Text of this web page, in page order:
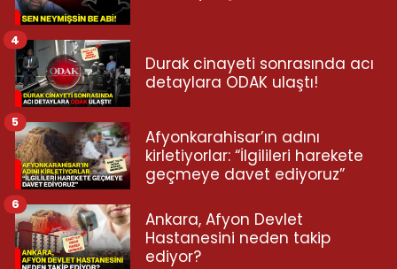
Durak cinayeti sonrasında acı
detaylara ODAK ulaştı!
4
Afyonkarahisar’ın adını
kirletiyorlar: “İlgilileri harekete
geçmeye davet ediyoruz”
5
Ankara, Afyon Devlet
Hastanesini neden takip
ediyor?
6